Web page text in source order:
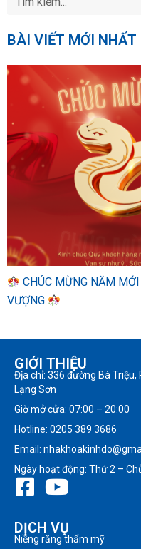
BÀI VIẾT MỚI NHẤT
CHÚC MỪNG NĂM
VƯỢNG
GIỚI THIỆU
Địa chỉ: 336 đường Bà
Lạng Sơn
Giờ mở cửa: 07:00 – 20:00
Hotline: 0205 389 3686
Email:
Ngày hoạt động: Thứ 2 –
DỊCH VỤ
Niềng răng thẩm mỹ